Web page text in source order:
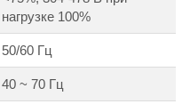
нагрузке 100%
50/60 Гц
40 ~ 70 Гц